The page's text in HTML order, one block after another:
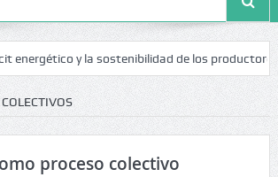
y la sostenibilidad de los productores
proceso colectivo